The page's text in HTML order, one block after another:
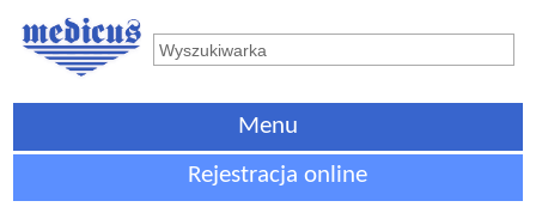
Menu
Rejestracja online